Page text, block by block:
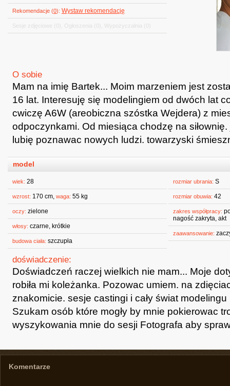
Rekomendacje (0): Wystaw rekomendację
Sesje zdjęciowe (0) Ogłoszenia (0) Wypożyczalnia (0)
O sobie
Mam na imię Bartek... Moim marzeniem jest
16 lat. Interesuję się modelingiem od dwóch lat
cwiczę A6W (areobiczna szóstka Wejdera) z
odpoczynkami. Od miesiąca chodzę na siłownię.
lubię poznawac nowych ludzi. towarzyski
model
wiek: 28
wzrost: 170 cm, waga: 55 kg
oczy: zielone
włosy: czarne, krótkie
budowa ciała: szczupła
rozmiar ubrania: S
rozmiar obuwia: 42
zakres współpracy:
nagość zakryta, akt
zaawansowanie:
doświadczenie:
Doświadczeń raczej wielkich nie mam... Moje
robiła mi koleżanka. Pozowac umiem. na
znakomicie. sesje castingi i cały świat
Szukam osób które mogły by mnie pokierowac
wyszykowania mnie do sesji Fotografa aby
Komentarze